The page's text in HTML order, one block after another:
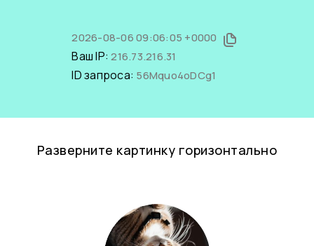
2026-08-06 09:06:05 +0000
Ваш IP:216.73.216.31
ID запроса: 56Mquo4oDCg1
Разверните картинку горизонтально